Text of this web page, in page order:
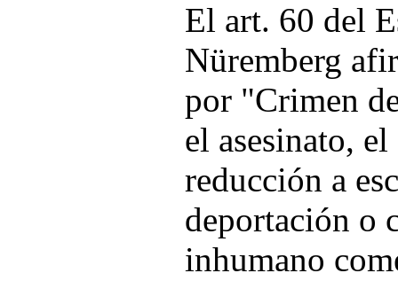
El art. 60 del
Nüremberg
por "Crimen
el asesinato,
reducción a
deportación o
inhumano